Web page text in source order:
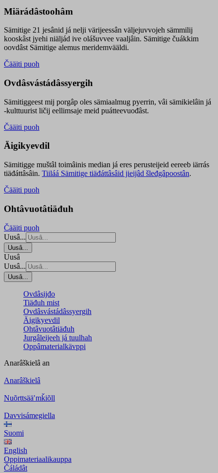
Miärádâstoohâm
Sämitige 21 jesânid já nelji värijeessân väljejuvvojeh sämmilij
kooskâst jyehi niäljád ive olášuvvee vaaljâin. Sämitige čuákkim
oovdâst Sämitige alemus meridemvääldi.
Čääiti puoh
Ovdâsvástádâssyergih
Sämitiggeest mij porgâp oles sämiaalmug pyerrin, vâi sämikielâin já
-kulttuurist ličij eellimsaje meid puátteevuođâst.
Čääiti puoh
Äigikyevdil
Sämitigge muštâl toimâinis median já eres perusteijeid eereeb iärrás
tiäđáttâsâin. Tiiláá Sämitige tiäđáttâsâid jieijâd šleđgâpoostân.
Čääiti puoh
Ohtâvuotâtiäđuh
Čääiti puoh
Uusâ...
Uusâ...
Uusâ
Uusâ...
Uusâ...
Ovdâsijđo
Tiäđuh mist
Ovdâsvástádâssyergih
Äigikyevdil
Ohtâvuotâtiäđuh
Jurgâleijeeh já tuulhah
Oppâmaterialkävppi
Anarâškielâ an
Anarâškielâ
Nuõrttsääʹmǩiõll
Davvisámegiella
Suomi
English
Oppimateriaalikauppa
Čáládât